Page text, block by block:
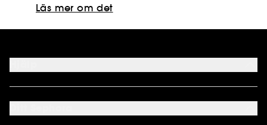
Läs mer om det
FAQ
Kontakta oss